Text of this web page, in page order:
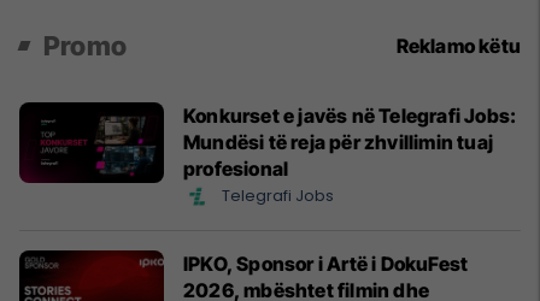
Promo Reklamo këtu
Konkurset e javës në Telegrafi Jobs:
Mundësi të reja për zhvillimin tuaj
profesional
Telegrafi Jobs
IPKO, Sponsor i Artë i DokuFest
2026, mbështet filmin dhe